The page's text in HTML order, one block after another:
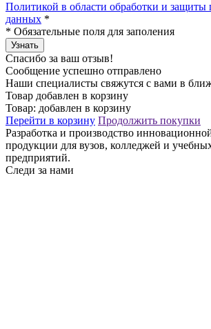
Политикой в области обработки и защиты
данных *
* Обязательные поля для заполения
Узнать
Спасибо за ваш отзыв!
Сообщение успешно отправлено
Наши специалисты свяжутся с вами в
Товар добавлен в корзину
Товар: добавлен в корзину
Перейти в корзину Продолжить покупки
Разработка и производство
продукции для вузов, колледжей и
предприятий.
Следи за нами